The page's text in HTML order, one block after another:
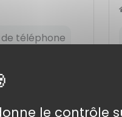
le contrôle
téléphone